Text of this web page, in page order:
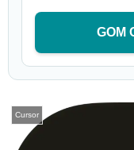
GOM
Cursor